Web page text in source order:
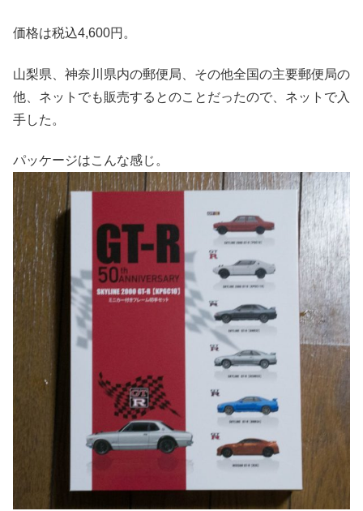
価格は税込4,600円。
山梨県、神奈川県内の郵便局、その他全国の主要郵便局の
他、ネットでも販売するとのことだったので、ネットで入
手した。
パッケージはこんな感じ。